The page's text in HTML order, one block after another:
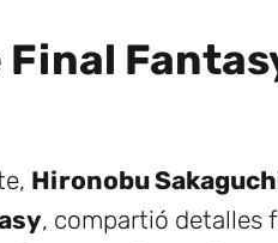
Final
Hironobu
, compartió detalles